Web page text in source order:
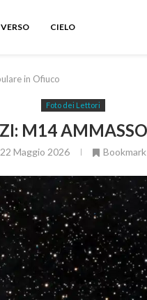
CIELO
in Ofiuco
Foto dei Lettori
M14
22 Maggio 2026 Bookmark